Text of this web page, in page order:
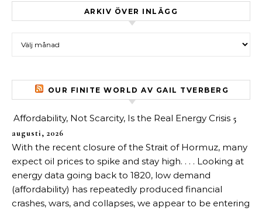
ARKIV ÖVER INLÄGG
OUR FINITE WORLD AV GAIL TVERBERG
Affordability, Not Scarcity, Is the Real Energy Crisis 5
augusti, 2026
With the recent closure of the Strait of Hormuz, many
expect oil prices to spike and stay high. . . . Looking at
energy data going back to 1820, low demand
(affordability) has repeatedly produced financial
crashes, wars, and collapses, we appear to be entering